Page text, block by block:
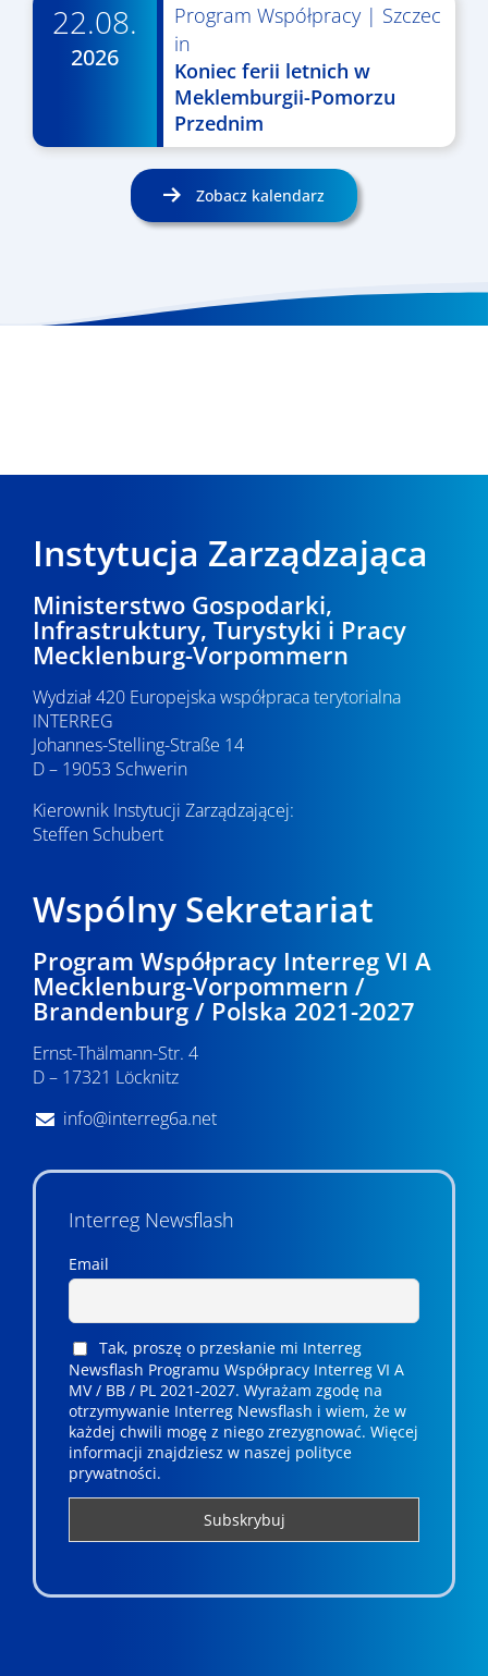
22.08.
2026
Program Współpracy| Szczec
in
Koniec ferii letnich w
Meklemburgii-Pomorzu
Przednim
Zobacz kalendarz
Instytucja Zarządzająca
Ministerstwo Gospodarki,
Infrastruktury, Turystyki i Pracy
Mecklenburg-Vorpommern
Wydział 420 Europejska współpraca terytorialna
INTERREG
Johannes-Stelling-Straße 14
D – 19053 Schwerin
Kierownik Instytucji Zarządzającej:
Steffen Schubert
Wspólny Sekretariat
Program Współpracy Interreg VI A
Mecklenburg-Vorpommern /
Brandenburg / Polska 2021-2027
Ernst-Thälmann-Str. 4
D – 17321 Löcknitz
info@interreg6a.net
Interreg Newsflash
Email
Tak, proszę o przesłanie mi Interreg
Newsflash Programu Współpracy Interreg VI A
MV / BB / PL 2021-2027. Wyrażam zgodę na
otrzymywanie Interreg Newsflash i wiem, że w
każdej chwili mogę z niego zrezygnować. ­­Więcej
informacji znajdziesz w naszej polityce
prywatności.